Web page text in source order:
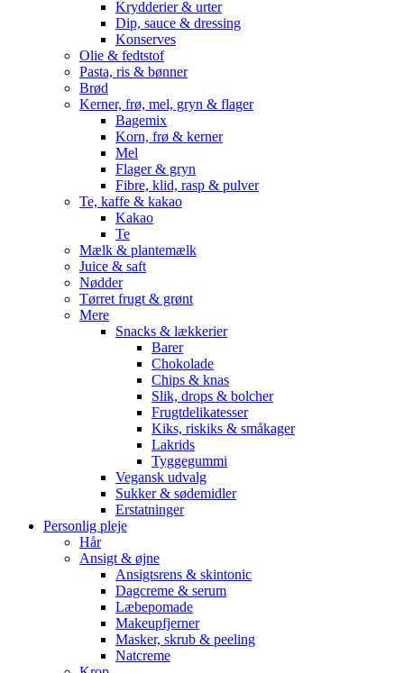
Krydderier & urter
Dip, sauce & dressing
Konserves
Olie & fedtstof
Pasta, ris & bønner
Brød
Kerner, frø, mel, gryn & flager
Bagemix
Korn, frø & kerner
Mel
Flager & gryn
Fibre, klid, rasp & pulver
Te, kaffe & kakao
Kakao
Te
Mælk & plantemælk
Juice & saft
Nødder
Tørret frugt & grønt
Mere
Snacks & lækkerier
Barer
Chokolade
Chips & knas
Slik, drops & bolcher
Frugtdelikatesser
Kiks, riskiks & småkager
Lakrids
Tyggegummi
Vegansk udvalg
Sukker & sødemidler
Erstatninger
Personlig pleje
Hår
Ansigt & øjne
Ansigtsrens & skintonic
Dagcreme & serum
Læbepomade
Makeupfjerner
Masker, skrub & peeling
Natcreme